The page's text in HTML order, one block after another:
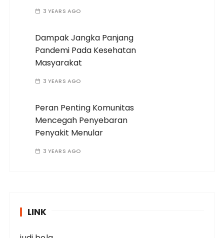
3 YEARS AGO
Dampak Jangka Panjang
Pandemi Pada Kesehatan
Masyarakat
3 YEARS AGO
Peran Penting Komunitas
Mencegah Penyebaran
Penyakit Menular
3 YEARS AGO
LINK